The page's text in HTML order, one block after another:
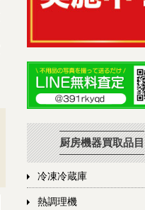
厨房機器買取品目
冷凍冷蔵庫
熱調理機